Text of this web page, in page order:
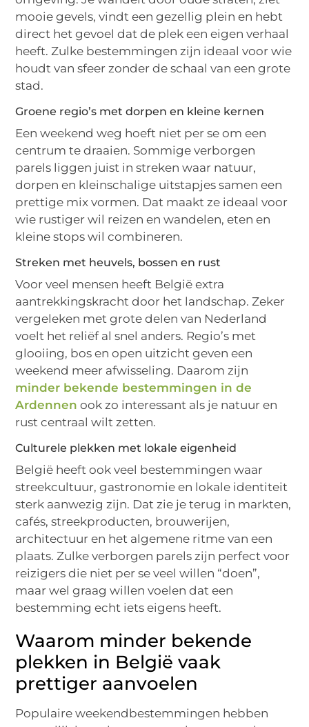
mooie gevels, vindt een gezellig plein en hebt
direct het gevoel dat de plek een eigen verhaal
heeft. Zulke bestemmingen zijn ideaal voor wie
houdt van sfeer zonder de schaal van een grote
stad.
Groene regio’s met dorpen en kleine kernen
Een weekend weg hoeft niet per se om een
centrum te draaien. Sommige verborgen
parels liggen juist in streken waar natuur,
dorpen en kleinschalige uitstapjes samen een
prettige mix vormen. Dat maakt ze ideaal voor
wie rustiger wil reizen en wandelen, eten en
kleine stops wil combineren.
Streken met heuvels, bossen en rust
Voor veel mensen heeft België extra
aantrekkingskracht door het landschap. Zeker
vergeleken met grote delen van Nederland
voelt het reliëf al snel anders. Regio’s met
glooiing, bos en open uitzicht geven een
weekend meer afwisseling. Daarom zijn
minder bekende bestemmingen in de
Ardennen ook zo interessant als je natuur en
rust centraal wilt zetten.
Culturele plekken met lokale eigenheid
België heeft ook veel bestemmingen waar
streekcultuur, gastronomie en lokale identiteit
sterk aanwezig zijn. Dat zie je terug in markten,
cafés, streekproducten, brouwerijen,
architectuur en het algemene ritme van een
plaats. Zulke verborgen parels zijn perfect voor
reizigers die niet per se veel willen “doen”,
maar wel graag willen voelen dat een
bestemming echt iets eigens heeft.
Waarom minder bekende
plekken in België vaak
prettiger aanvoelen
Populaire weekendbestemmingen hebben